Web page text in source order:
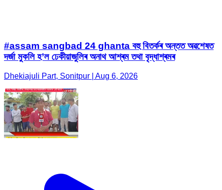
#assam sangbad 24 ghanta বহু বিতৰ্কৰ অন্তত অৱশেষত
দৰ্জা মুকলি হ’ল ঢেকীয়াজুলিৰ অনাথ আশ্ৰম তথা বৃদ্ধাশ্ৰমৰ
Dhekiajuli Part, Sonitpur | Aug 6, 2026